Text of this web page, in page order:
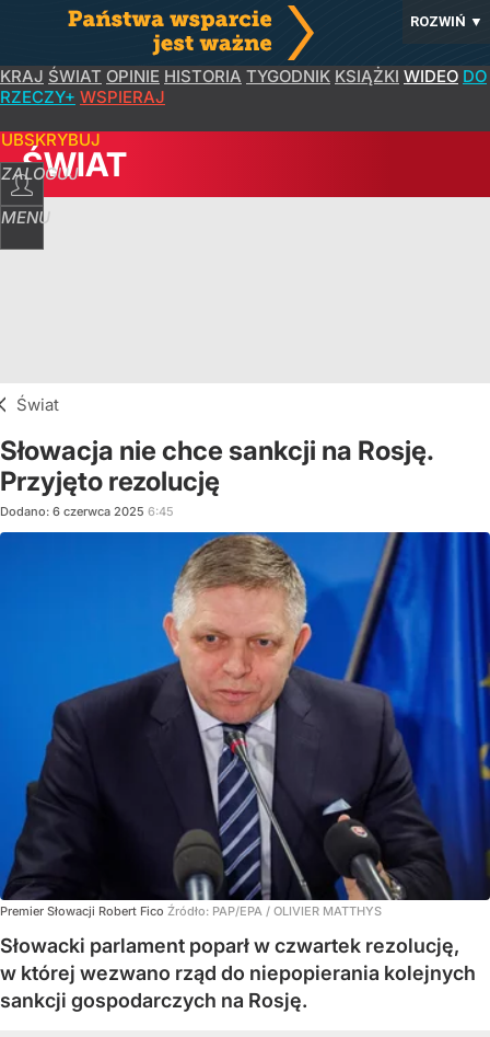
ROZWIŃ ▼
KRAJ ŚWIAT OPINIE HISTORIA TYGODNIK KSIĄŻKI WIDEO DO
RZECZY+ WSPIERAJ
ZALOGUJ
MENU
ŚWIAT
Świat
Słowacja nie chce sankcji na Rosję.
Przyjęto rezolucję
Dodano: 6 czerwca 2025 6:45
Premier Słowacji Robert Fico Źródło: PAP/EPA / OLIVIER MATTHYS
Słowacki parlament poparł w czwartek rezolucję,
w której wezwano rząd do niepopierania kolejnych
sankcji gospodarczych na Rosję.